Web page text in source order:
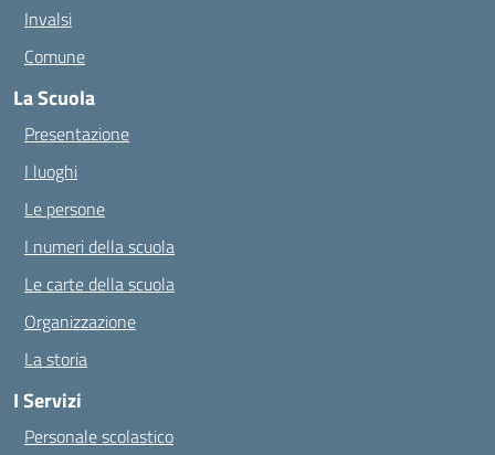
Invalsi
Comune
La Scuola
Presentazione
I luoghi
Le persone
I numeri della scuola
Le carte della scuola
Organizzazione
La storia
I Servizi
Personale scolastico